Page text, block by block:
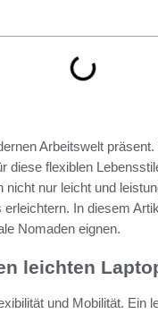
Arbeitswelt
diese flexiblen
nur leicht und
In diesem
Nomaden eignen.
leichten
und Mobilität. Ein